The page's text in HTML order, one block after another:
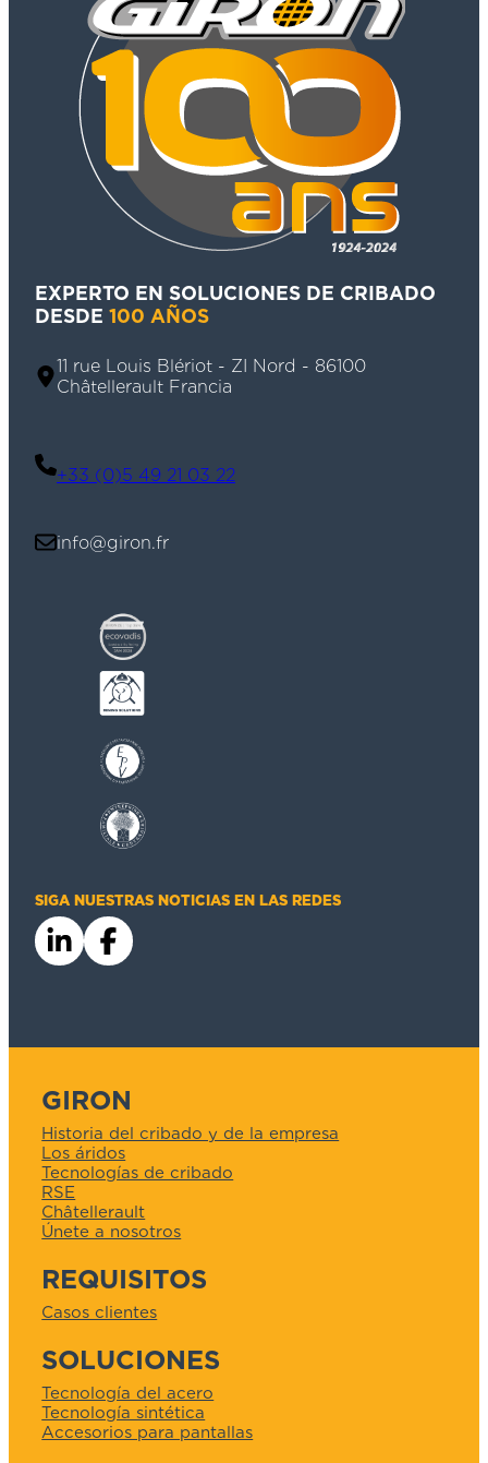
EXPERTO EN SOLUCIONES DE CRIBADO
DESDE 100 AÑOS
11 rue Louis Blériot - ZI Nord - 86100
Châtellerault Francia
+33 (0)5 49 21 03 22
info@giron.fr
SIGA NUESTRAS NOTICIAS EN LAS REDES
GIRON
Historia del cribado y de la empresa
Los áridos
Tecnologías de cribado
RSE
Châtellerault
Únete a nosotros
REQUISITOS
Casos clientes
SOLUCIONES
Tecnología del acero
Tecnología sintética
Accesorios para pantallas